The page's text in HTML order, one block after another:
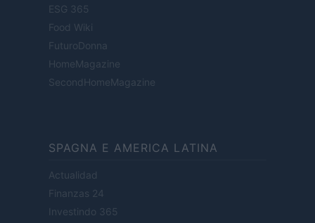
ESG 365
Food Wiki
FuturoDonna
HomeMagazine
SecondHomeMagazine
SPAGNA E AMERICA LATINA
Actualidad
Finanzas 24
Investindo 365